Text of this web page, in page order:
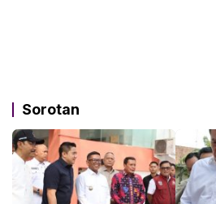
Sorotan